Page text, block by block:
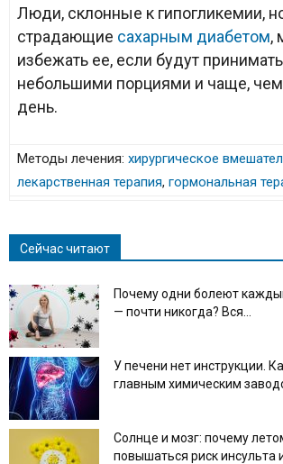
Люди, склонные к гипогликемии,
страдающие сахарным диабетом,
избежать ее, если будут
небольшими порциями и чаще, чем
день.
Методы лечения: хирургическое
лекарственная терапия, гормональная
Сейчас читают
Почему одни болеют
— почти никогда? Вся...
У печени нет инструкции.
главным химическим
Солнце и мозг: почему
повышаться риск инсульта и